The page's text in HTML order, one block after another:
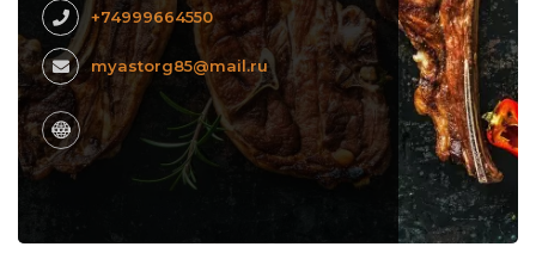
+74999664550
myastorg85@mail.ru